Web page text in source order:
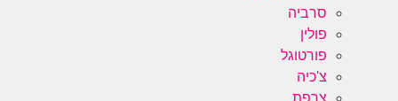
סרביה
פולין
פורטוגל
צ'כיה
צרפת